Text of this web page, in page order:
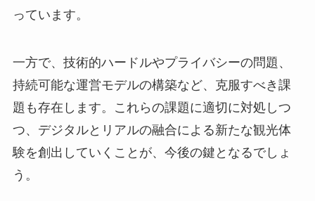
っています。
一方で、技術的ハードルやプライバシーの問題、
持続可能な運営モデルの構築など、克服すべき課
題も存在します。これらの課題に適切に対処しつ
つ、デジタルとリアルの融合による新たな観光体
験を創出していくことが、今後の鍵となるでしょ
う。